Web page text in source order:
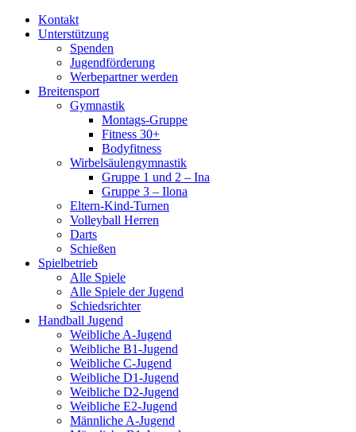
Kontakt
Unterstützung
Spenden
Jugendförderung
Werbepartner werden
Breitensport
Gymnastik
Montags-Gruppe
Fitness 30+
Bodyfitness
Wirbelsäulengymnastik
Gruppe 1 und 2 – Ina
Gruppe 3 – Ilona
Eltern-Kind-Turnen
Volleyball Herren
Darts
Schießen
Spielbetrieb
Alle Spiele
Alle Spiele der Jugend
Schiedsrichter
Handball Jugend
Weibliche A-Jugend
Weibliche B1-Jugend
Weibliche C-Jugend
Weibliche D1-Jugend
Weibliche D2-Jugend
Weibliche E2-Jugend
Männliche A-Jugend